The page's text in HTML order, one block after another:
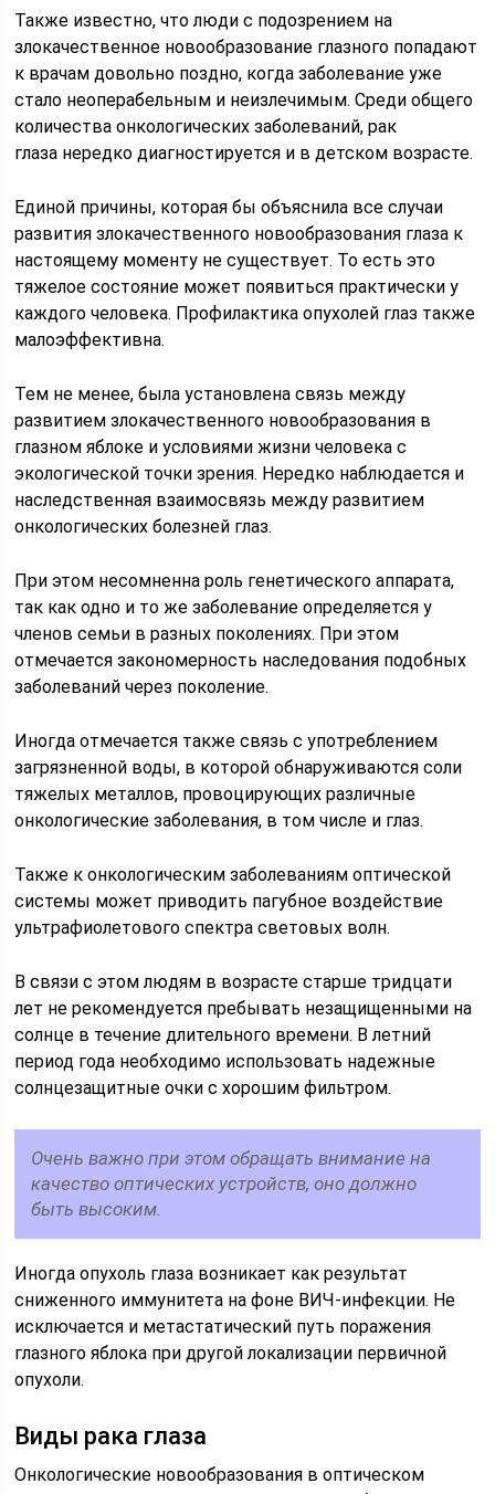
Также известно, что люди с подозрением на
злокачественное новообразование глазного попадают
к врачам довольно поздно, когда заболевание уже
стало неоперабельным и неизлечимым. Среди общего
количества онкологических заболеваний, рак
глаза нередко диагностируется и в детском возрасте.
Единой причины, которая бы объяснила все случаи
развития злокачественного новообразования глаза к
настоящему моменту не существует. То есть это
тяжелое состояние может появиться практически у
каждого человека. Профилактика опухолей глаз также
малоэффективна.
Тем не менее, была установлена связь между
развитием злокачественного новообразования в
глазном яблоке и условиями жизни человека с
экологической точки зрения. Нередко наблюдается и
наследственная взаимосвязь между развитием
онкологических болезней глаз.
При этом несомненна роль генетического аппарата,
так как одно и то же заболевание определяется у
членов семьи в разных поколениях. При этом
отмечается закономерность наследования подобных
заболеваний через поколение.
Иногда отмечается также связь с употреблением
загрязненной воды, в которой обнаруживаются соли
тяжелых металлов, провоцирующих различные
онкологические заболевания, в том числе и глаз.
Также к онкологическим заболеваниям оптической
системы может приводить пагубное воздействие
ультрафиолетового спектра световых волн.
В связи с этом людям в возрасте старше тридцати
лет не рекомендуется пребывать незащищенными на
солнце в течение длительного времени. В летний
период года необходимо использовать надежные
солнцезащитные очки с хорошим фильтром.
Очень важно при этом обращать внимание на
качество оптических устройств, оно должно
быть высоким.
Иногда опухоль глаза возникает как результат
сниженного иммунитета на фоне ВИЧ-инфекции. Не
исключается и метастатический путь поражения
глазного яблока при другой локализации первичной
опухоли.
Виды рака глаза
Онкологические новообразования в оптическом